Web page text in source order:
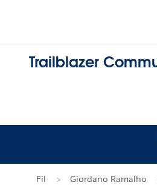
Trailblazer
Fil Giordano Ramalho